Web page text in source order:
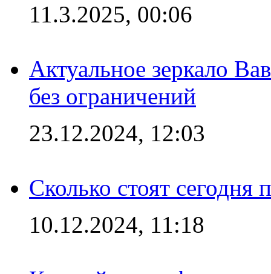
11.3.2025, 00:06
Актуальное зеркало
без ограничений
23.12.2024, 12:03
Сколько стоят сегодня
10.12.2024, 11:18